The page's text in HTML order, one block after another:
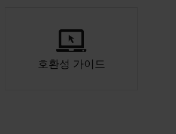
호환성 가이드